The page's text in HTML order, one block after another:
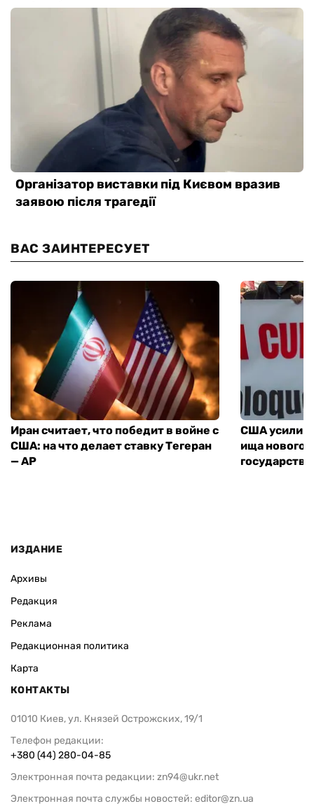
ВАС ЗАИНТЕРЕСУЕТ
Иран считает, что победит в войне с
США: на что делает ставку Тегеран
— AP
США
ища нового
ИЗДАНИЕ
Архивы
Редакция
Реклама
Редакционная политика
Карта
КОНТАКТЫ
01010 Киев, ул. Князей Острожских, 19/1
Телефон редакции:
+380 (44) 280-04-85
Электронная почта редакции: zn94@ukr.net
Электронная почта службы новостей: editor@zn.ua